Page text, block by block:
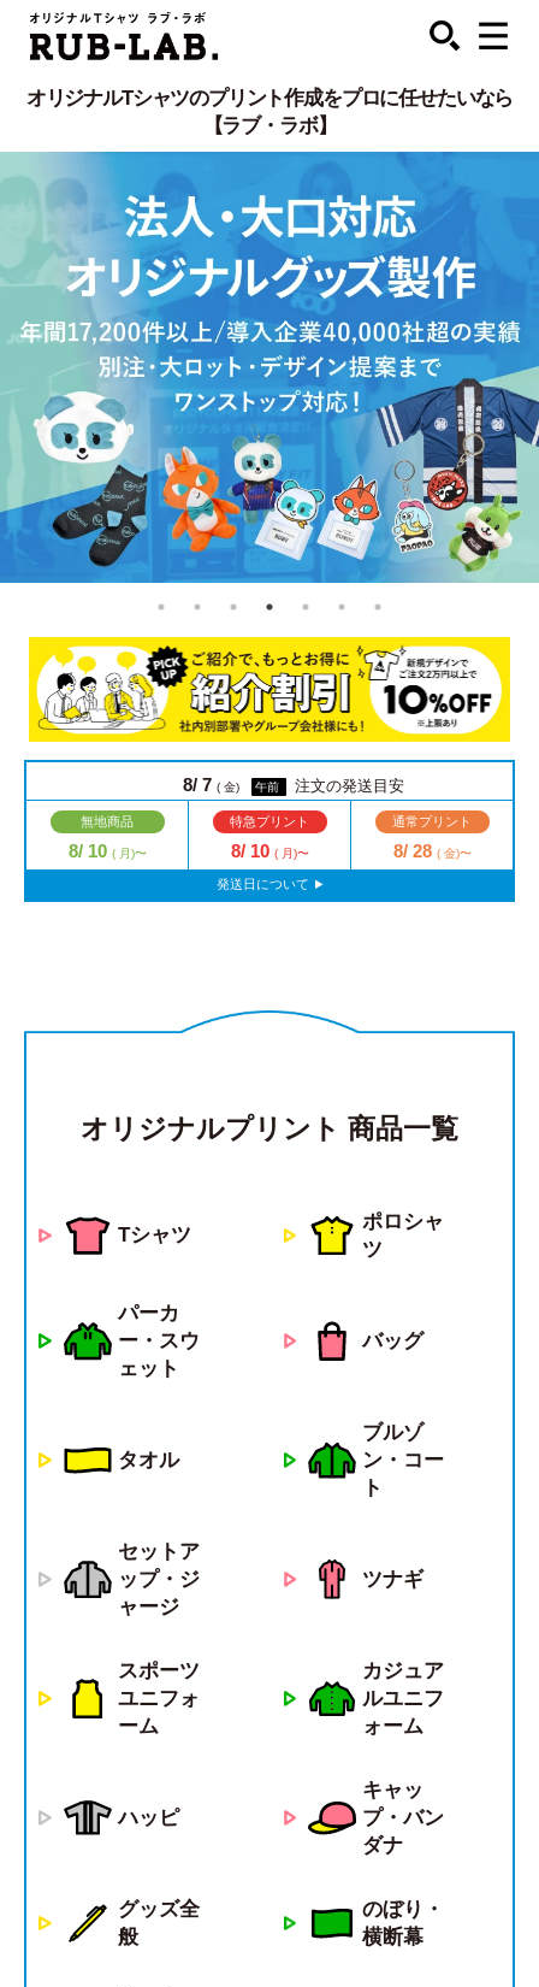
オリジナルTシャツのプリント作成をプロに任せたいなら
【ラブ・ラボ】
8/ 7 ( 金) 午前 注文の発送目安
無地商品
8/ 10 ( 月)〜
特急プリント
8/ 10 ( 月)〜
通常プリント
8/ 28 ( 金)〜
発送日について
オリジナルプリント 商品一覧
Tシャツ
ポロシャ
ツ
パーカ
ー・スウ
ェット
バッグ
タオル
ブルゾ
ン・コー
ト
セットア
ップ・ジ
ャージ
ツナギ
スポーツ
ユニフォ
ーム
カジュア
ルユニフ
ォーム
ハッピ
キャッ
プ・バン
ダナ
グッズ全
般
のぼり・
横断幕